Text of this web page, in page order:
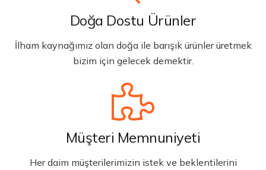
Doğa Dostu Ürünler
İlham kaynağımız olan doğa ile barışık ürünler üretmek
bizim için gelecek demektir.
Müşteri Memnuniyeti
Her daim müşterilerimizin istek ve beklentilerini